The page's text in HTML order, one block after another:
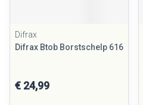
Difrax
Difrax Btob Borstschelp 616
€ 24,99